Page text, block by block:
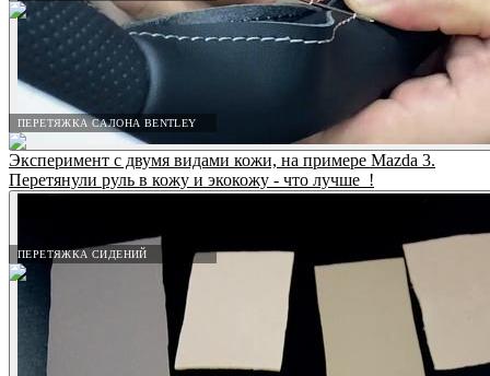
ПЕРЕТЯЖКА САЛОНА BENTLEY
ПЕРЕТЯЖКА СИДЕНИЙ
Эксперимент с двумя видами кожи, на примере Mazda 3.
Перетянули руль в кожу и экокожу - что лучше_!